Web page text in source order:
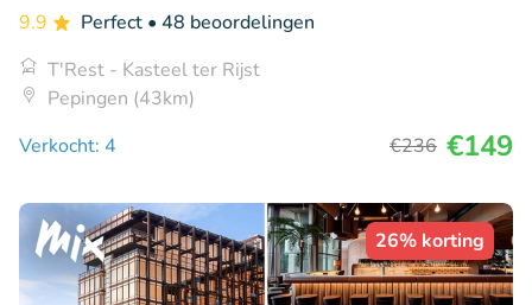
9.9 Perfect • 48 beoordelingen
T'Rest - Kasteel ter Rijst
Pepingen (43km)
Verkocht: 4
€236 €149
26% korting